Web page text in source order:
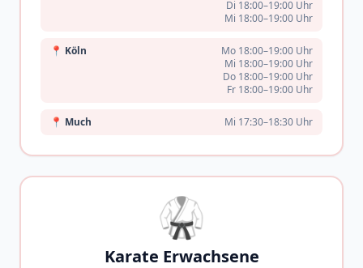
Di 18:00–19:00 Uhr
Mi 18:00–19:00 Uhr
📍 Köln
Mo 18:00–19:00 Uhr
Mi 18:00–19:00 Uhr
Do 18:00–19:00 Uhr
Fr 18:00–19:00 Uhr
📍 Much Mi 17:30–18:30 Uhr
🥋
Karate Erwachsene